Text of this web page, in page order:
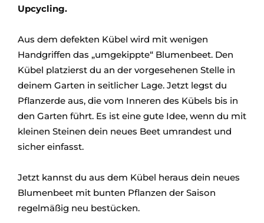
Upcycling.
Aus dem defekten Kübel wird mit wenigen
Handgriffen das „umgekippte“ Blumenbeet. Den
Kübel platzierst du an der vorgesehenen Stelle in
deinem Garten in seitlicher Lage. Jetzt legst du
Pflanzerde aus, die vom Inneren des Kübels bis in
den Garten führt. Es ist eine gute Idee, wenn du mit
kleinen Steinen dein neues Beet umrandest und
sicher einfasst.
Jetzt kannst du aus dem Kübel heraus dein neues
Blumenbeet mit bunten Pflanzen der Saison
regelmäßig neu bestücken.